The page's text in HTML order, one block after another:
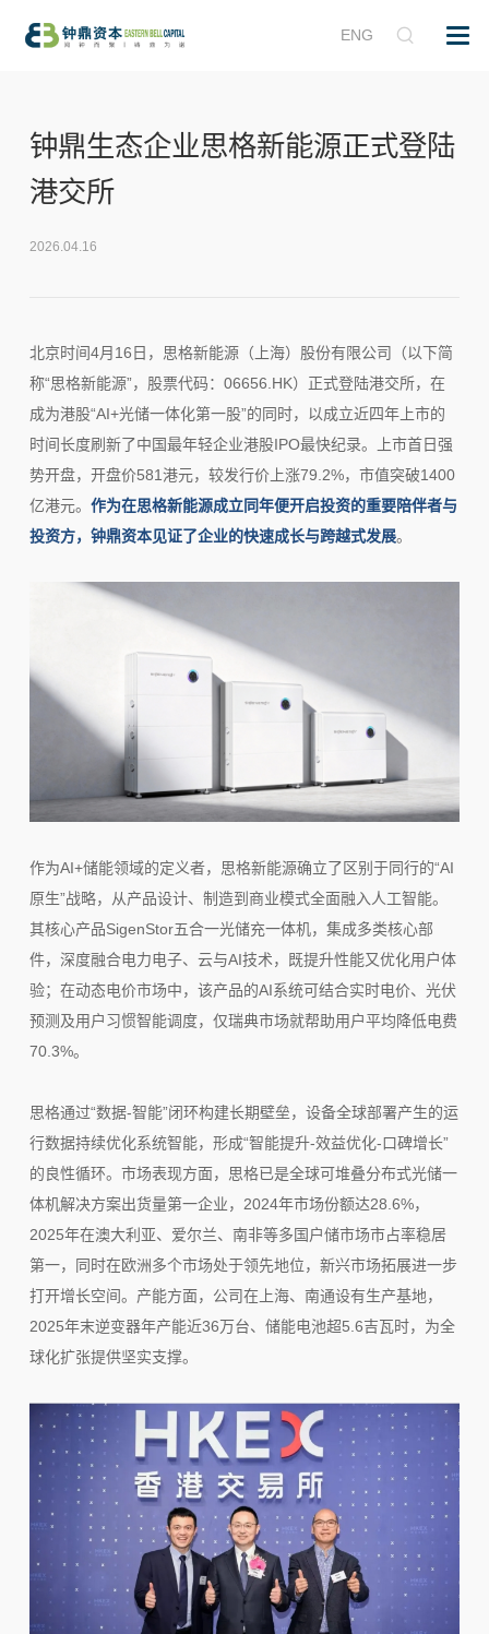
ENG
钟鼎生态企业思格新能源正式登陆
港交所
2026.04.16
北京时间4月16日，思格新能源（上海）股份有限公司（以下简
称“思格新能源”，股票代码：06656.HK）正式登陆港交所，在
成为港股“AI+光储一体化第一股”的同时，以成立近四年上市的
时间长度刷新了中国最年轻企业港股IPO最快纪录。上市首日强
势开盘，开盘价581港元，较发行价上涨79.2%，市值突破1400
亿港元。 作为在思格新能源成立同年便开启投资的重要陪伴者与
投资方，钟鼎资本见证了企业的快速成长与跨越式发展。
作为AI+储能领域的定义者，思格新能源确立了区别于同行的“AI
原生”战略，从产品设计、制造到商业模式全面融入人工智能。
其核心产品SigenStor五合一光储充一体机，集成多类核心部
件，深度融合电力电子、云与AI技术，既提升性能又优化用户体
验；在动态电价市场中，该产品的AI系统可结合实时电价、光伏
预测及用户习惯智能调度，仅瑞典市场就帮助用户平均降低电费
70.3%。
思格通过“数据-智能”闭环构建长期壁垒，设备全球部署产生的运
行数据持续优化系统智能，形成“智能提升-效益优化-口碑增长”
的良性循环。市场表现方面，思格已是全球可堆叠分布式光储一
体机解决方案出货量第一企业，2024年市场份额达28.6%，
2025年在澳大利亚、爱尔兰、南非等多国户储市场市占率稳居
第一，同时在欧洲多个市场处于领先地位，新兴市场拓展进一步
打开增长空间。产能方面，公司在上海、南通设有生产基地，
2025年末逆变器年产能近36万台、储能电池超5.6吉瓦时，为全
球化扩张提供坚实支撑。